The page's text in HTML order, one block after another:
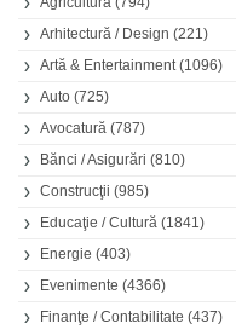
Arhitectură / Design (221)
Artă & Entertainment(1096)
Auto (725)
Avocatură (787)
Bănci / Asigurări (810)
Construcţii (985)
Educaţie / Cultură (1841)
Energie (403)
Evenimente (4366)
Finanţe / Contabilitate (437)